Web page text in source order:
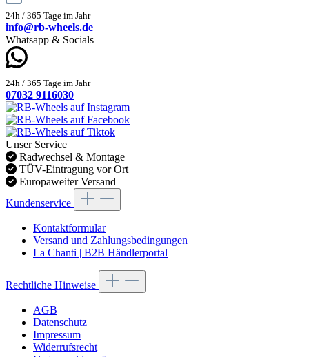
24h / 365 Tage im Jahr
info@rb-wheels.de
Whatsapp & Socials
24h / 365 Tage im Jahr
07032 9116030
Unser Service
Radwechsel & Montage
TÜV-Eintragung vor Ort
Europaweiter Versand
Kundenservice
Kontaktformular
Versand und Zahlungsbedingungen
La Chanti | B2B Händlerportal
Rechtliche Hinweise
AGB
Datenschutz
Impressum
Widerrufsrecht